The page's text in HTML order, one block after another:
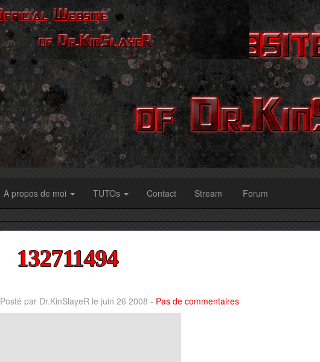
A propos de moi TUTOs Contact Stream Forum
132711494
Posté par Dr.KinSlayeR le juin 26 2008 - Pas de commentaires